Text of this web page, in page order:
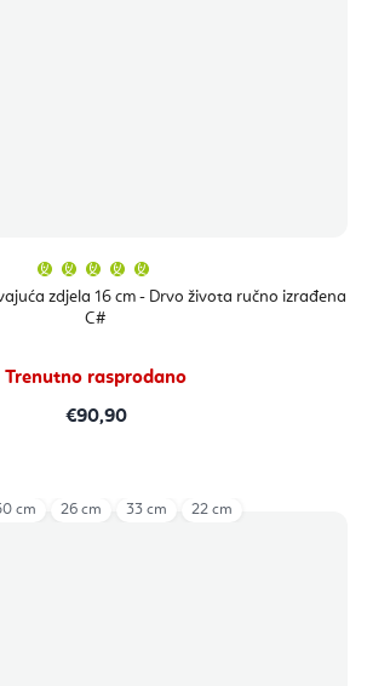
zdjela 16 cm - Drvo života ručno izrađena
C#
proizvoda
je
zvjezdica.
Trenutno rasprodano
€90,90
cm 26 cm 33 cm 22 cm